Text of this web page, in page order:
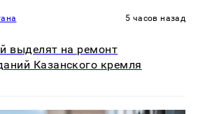
5 часов назад
выделят на ремонт
Казанского кремля